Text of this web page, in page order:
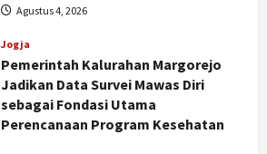
Agustus 4, 2026
Jogja
Pemerintah Kalurahan Margorejo
Jadikan Data Survei Mawas Diri
sebagai Fondasi Utama
Perencanaan Program Kesehatan
Nasional